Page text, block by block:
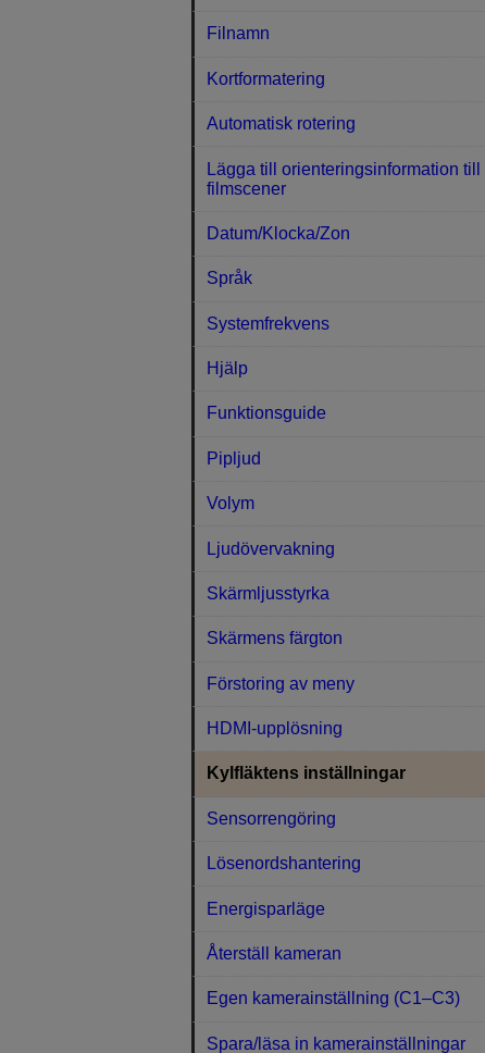
Filnamn
Kortformatering
Automatisk rotering
Lägga till orienteringsinformation till
filmscener
Datum/Klocka/Zon
Språk
Systemfrekvens
Hjälp
Funktionsguide
Pipljud
Volym
Ljudövervakning
Skärmljusstyrka
Skärmens färgton
Förstoring av meny
HDMI-upplösning
Kylfläktens inställningar
Sensorrengöring
Lösenordshantering
Energisparläge
Återställ kameran
Egen kamerainställning (C1–C3)
Spara/läsa in kamerainställningar